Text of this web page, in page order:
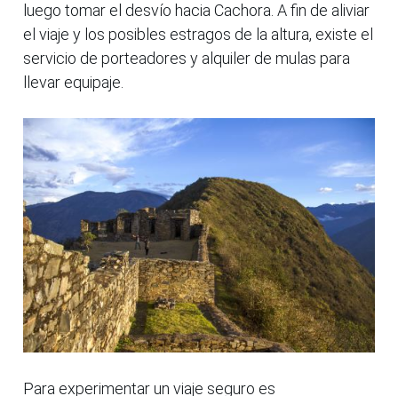
luego tomar el desvío hacia Cachora. A fin de aliviar
el viaje y los posibles estragos de la altura, existe el
servicio de porteadores y alquiler de mulas para
llevar equipaje.
Para experimentar un viaje seguro es